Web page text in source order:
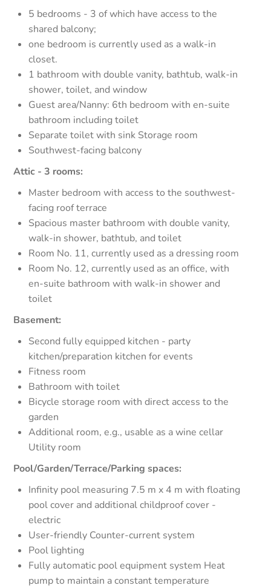
5 bedrooms - 3 of which have access to the
shared balcony;
one bedroom is currently used as a walk-in
closet.
1 bathroom with double vanity, bathtub, walk-in
shower, toilet, and window
Guest area/Nanny: 6th bedroom with en-suite
bathroom including toilet
Separate toilet with sink Storage room
Southwest-facing balcony
Attic - 3 rooms:
Master bedroom with access to the southwest-
facing roof terrace
Spacious master bathroom with double vanity,
walk-in shower, bathtub, and toilet
Room No. 11, currently used as a dressing room
Room No. 12, currently used as an office, with
en-suite bathroom with walk-in shower and
toilet
Basement:
Second fully equipped kitchen - party
kitchen/preparation kitchen for events
Fitness room
Bathroom with toilet
Bicycle storage room with direct access to the
garden
Additional room, e.g., usable as a wine cellar
Utility room
Pool/Garden/Terrace/Parking spaces:
Infinity pool measuring 7.5 m x 4 m with floating
pool cover and additional childproof cover -
electric
User-friendly Counter-current system
Pool lighting
Fully automatic pool equipment system Heat
pump to maintain a constant temperature